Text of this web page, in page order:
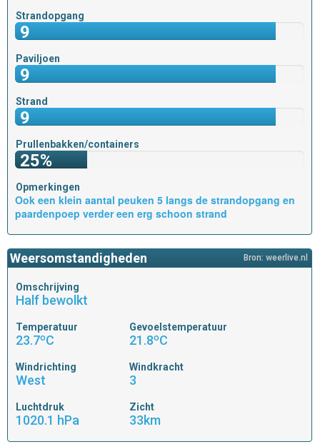
Strandopgang
9
Paviljoen
9
Strand
9
Prullenbakken/containers
25%
Opmerkingen
Ook een klein aantal peuken 5 langs de strandopgang en
paardenpoep verder een erg schoon strand
Weersomstandigheden Bron: weerlive.nl
Omschrijving
Half bewolkt
Temperatuur
23.7ºC
Gevoelstemperatuur
21.8ºC
Windrichting
West
Windkracht
3
Luchtdruk
1020.1 hPa
Zicht
33km